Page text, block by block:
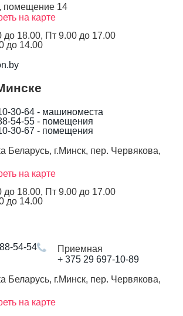
помещение 14
на карте
до 18.00, Пт 9.00 до 17.00
до 14.00
30-64 - машиноместа
54-55 - помещения
30-67 - помещения
Беларусь, г.Минск, пер. Червякова,
на карте
до 18.00, Пт 9.00 до 17.00
до 14.00
54-54
Приемная
+ 375 29 697-10-89
Беларусь, г.Минск, пер. Червякова,
на карте